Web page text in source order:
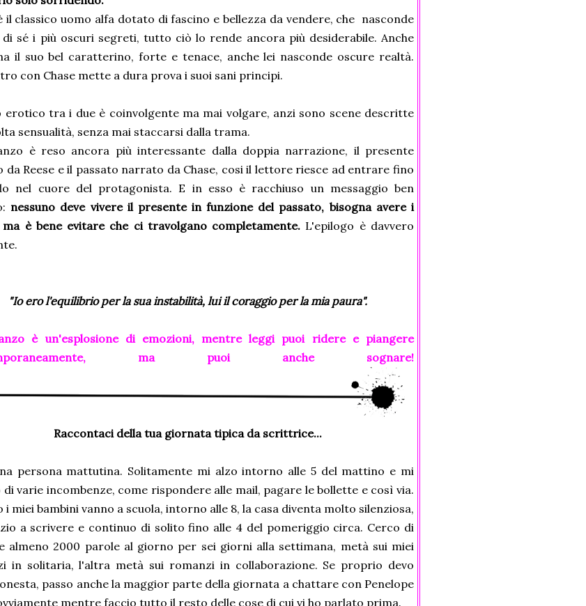
il classico uomo alfa dotato di fascino e bellezza da vendere, che nasconde
sé i più oscuri segreti, tutto ciò lo rende ancora più desiderabile. Anche
il suo bel caratterino, forte e tenace, anche lei nasconde oscure realtà.
con Chase mette a dura prova i suoi sani principi.
erotico tra i due è coinvolgente ma mai volgare, anzi sono scene descritte
sensualità, senza mai staccarsi dalla trama.
è reso ancora più interessante dalla doppia narrazione, il presente
da Reese e il passato narrato da Chase, cosi il lettore riesce ad entrare fino
nel cuore del protagonista. E in esso è racchiuso un messaggio ben
nessuno deve vivere il presente in funzione del passato, bisogna avere i
è bene evitare che ci travolgano completamente. L'epilogo è davvero
"Io ero l'equilibrio per la sua instabilità, lui il coraggio per la mia paura".
è un'esplosione di emozioni, mentre leggi puoi ridere e piangere
ma puoi anche sognare!
Raccontaci della tua giornata tipica da scrittrice...
persona mattutina. Solitamente mi alzo intorno alle 5 del mattino e mi
di varie incombenze, come rispondere alle mail, pagare le bollette e così via.
i miei bambini vanno a scuola, intorno alle 8, la casa diventa molto silenziosa,
a scrivere e continuo di solito fino alle 4 del pomeriggio circa. Cerco di
almeno 2000 parole al giorno per sei giorni alla settimana, metà sui miei
in solitaria, l'altra metà sui romanzi in collaborazione. Se proprio devo
passo anche la maggior parte della giornata a chattare con Penelope
mentre faccio tutto il resto delle cose di cui vi ho parlato prima.